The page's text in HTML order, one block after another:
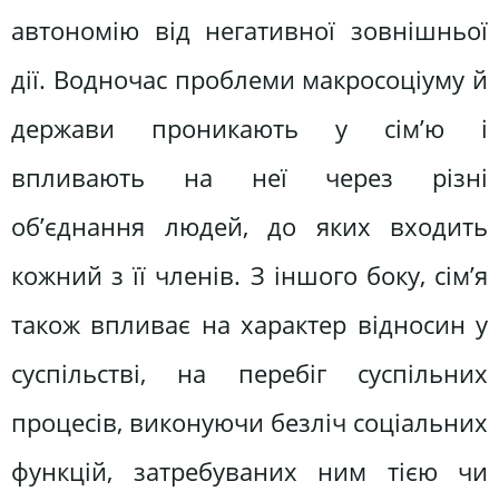
автономію від негативної зовнішньої
дії. Водночас проблеми макросоціуму й
держави проникають у сім’ю і
впливають на неї через різні
об’єднання людей, до яких входить
кожний з її членів. З іншого боку, сім’я
також впливає на характер відносин у
суспільстві, на перебіг суспільних
процесів, виконуючи безліч соціальних
функцій, затребуваних ним тією чи